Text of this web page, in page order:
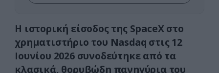
Η ιστορική είσοδος της SpaceX στο
χρηματιστήριο του Nasdaq στις 12
Ιουνίου 2026 συνοδεύτηκε από τα
κλασικά, θορυβώδη πανηγύρια του